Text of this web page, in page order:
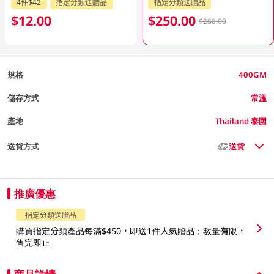
$12.00 $250.00 $288.00
規格 400GM
儲存方式 常溫
產地 Thailand 泰國
送貨方式 送貨
推廣優惠
指定分類送贈品
購買指定分類產品每滿$450，即送1件人氣贈品；數量有限，
售完即止